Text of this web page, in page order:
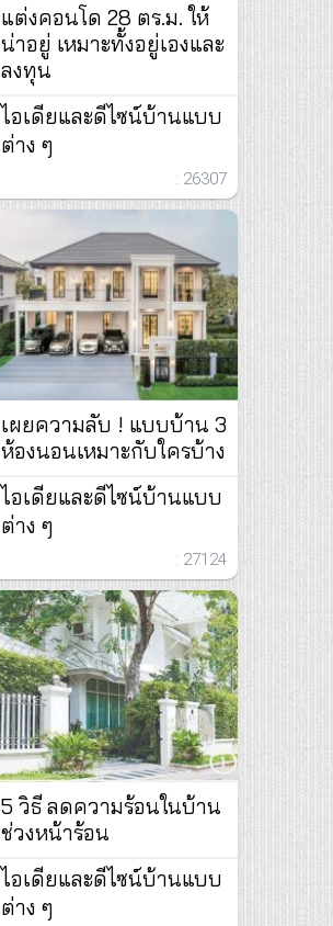
แต่งคอนโด 28 ตร.ม. ให้
น่าอยู่ เหมาะทั้งอยู่เองและ
ลงทุน
ไอเดียและดีไซน์บ้านแบบ
ต่าง ๆ
: 26307
เผยความลับ ! แบบบ้าน 3
ห้องนอนเหมาะกับใครบ้าง
ไอเดียและดีไซน์บ้านแบบ
ต่าง ๆ
: 27124
5 วิธี ลดความร้อนในบ้าน
ช่วงหน้าร้อน
ไอเดียและดีไซน์บ้านแบบ
ต่าง ๆ